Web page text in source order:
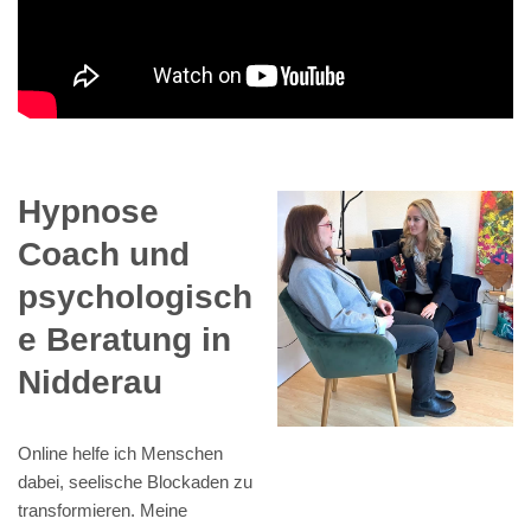
Hypnose
Coach und
psychologisch
e Beratung in
Nidderau
Online helfe ich Menschen
dabei, seelische Blockaden zu
transformieren. Meine